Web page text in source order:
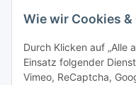
Wie wir Cookies &
Durch Klicken auf „Alle
Einsatz folgender
Vimeo, ReCaptcha,